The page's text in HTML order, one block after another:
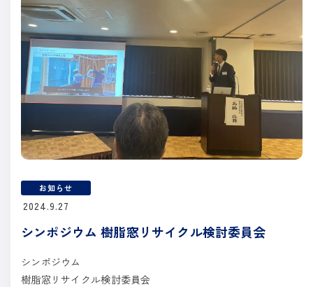
お知らせ
2024.9.27
シンポジウム 樹脂窓リサイクル検討委員会
シンポジウム
樹脂窓リサイクル検討委員会